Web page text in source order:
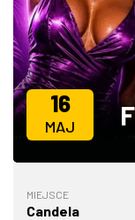
ZDJĘCIA
W RZESZOWIE
16
MAJ
MIEJSCE
Candela